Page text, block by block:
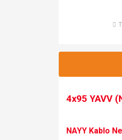
4x95 YAVV
NAYY Kablo